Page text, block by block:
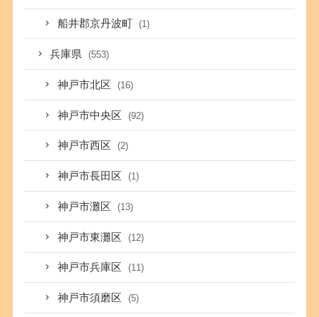
船井郡京丹波町 (1)
兵庫県 (553)
神戸市北区 (16)
神戸市中央区 (92)
神戸市西区 (2)
神戸市長田区 (1)
神戸市灘区 (13)
神戸市東灘区 (12)
神戸市兵庫区 (11)
神戸市須磨区 (5)